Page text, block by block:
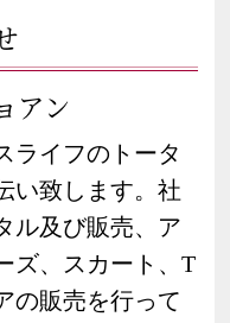
アン
ライフのトータ
い致します。社
ル及び販売、ア
ズ、スカート、T
の販売を行って